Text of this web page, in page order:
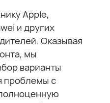
Apple,
и других
Оказывая
мы
варианты
проблемы с